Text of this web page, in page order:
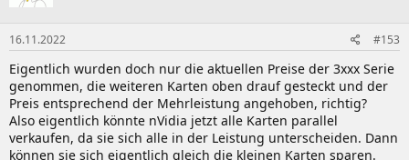
n
e
n
:
16.11.2022 #153
Eigentlich wurden doch nur die aktuellen Preise der 3xxx Serie
genommen, die weiteren Karten oben drauf gesteckt und der
Preis entsprechend der Mehrleistung angehoben, richtig?
Also eigentlich könnte nVidia jetzt alle Karten parallel
verkaufen, da sie sich alle in der Leistung unterscheiden. Dann
können sie sich eigentlich gleich die kleinen Karten sparen.